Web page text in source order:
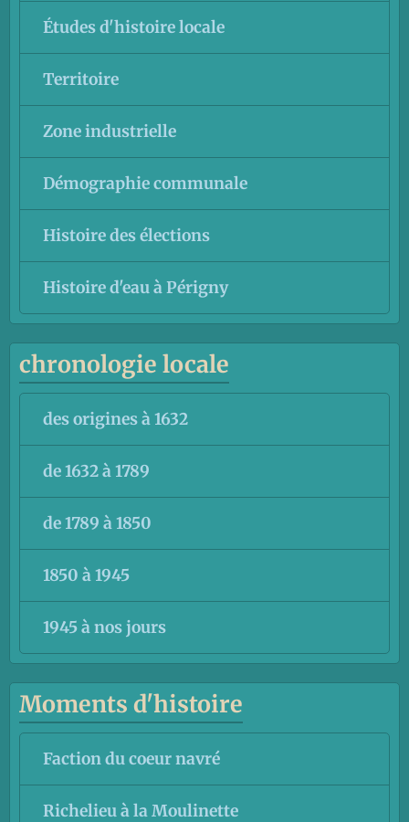
Études d'histoire locale
Territoire
Zone industrielle
Démographie communale
Histoire des élections
Histoire d'eau à Périgny
chronologie locale
des origines à 1632
de 1632 à 1789
de 1789 à 1850
1850 à 1945
1945 à nos jours
Moments d'histoire
Faction du coeur navré
Richelieu à la Moulinette